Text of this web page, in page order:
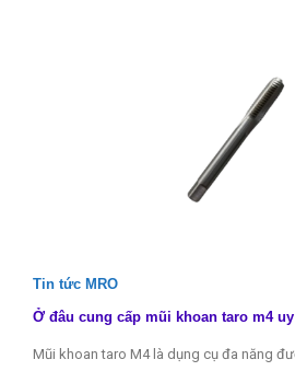
Tin tức MRO
Ở đâu cung cấp mũi khoan taro m4
Mũi khoan taro M4 là dụng cụ đa năng